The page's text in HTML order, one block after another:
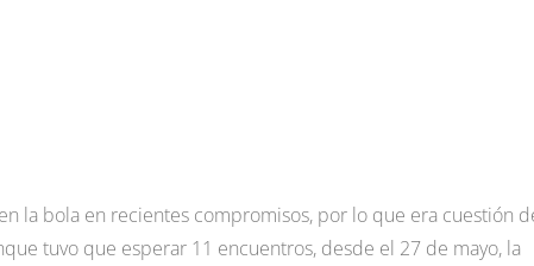
la bola en recientes compromisos, por lo que era cuestión
tuvo que esperar 11 encuentros, desde el 27 de mayo, la